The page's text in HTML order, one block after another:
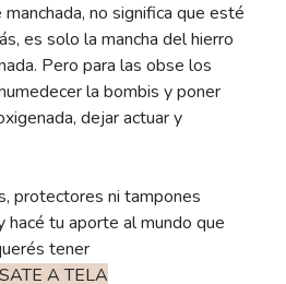
no significa que esté
es solo la mancha del hierro
Pero para las obse los
la bombis y poner
dejar actuar y
protectores ni tampones
hacé tu aporte al mundo que
tener
A TELA